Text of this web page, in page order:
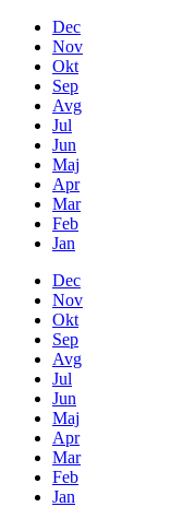
Dec
Nov
Okt
Sep
Avg
Jul
Jun
Maj
Apr
Mar
Feb
Jan
Dec
Nov
Okt
Sep
Avg
Jul
Jun
Maj
Apr
Mar
Feb
Jan